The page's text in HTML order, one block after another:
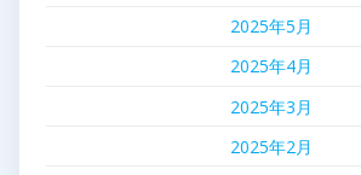
2025年5月
2025年4月
2025年3月
2025年2月